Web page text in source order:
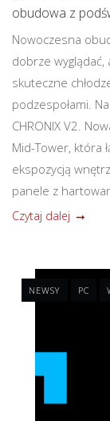
obudowa z
Nowoczesna
dobrze wyglądać,
skuteczne
podzespołami.
CHRONIX V2.
Mid-Tower, która
ekspozycją
panele z
Czytaj dalej
NEWSY PC